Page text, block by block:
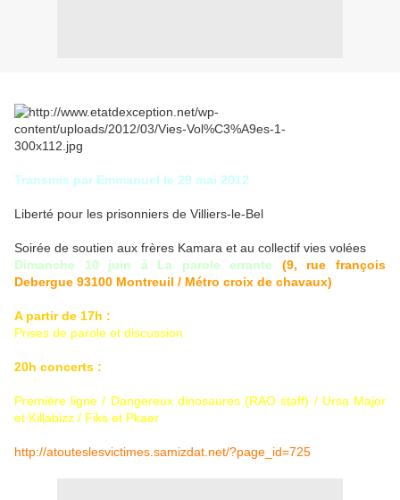
Transmis par Emmanuel le 29 mai 2012
Liberté pour les prisonniers de Villiers-le-Bel
Soirée de soutien aux frères Kamara et au collectif vies volées
Dimanche 10 juin à La parole errante (9, rue françois
Debergue 93100 Montreuil / Métro croix de chavaux)
A partir de 17h :
Prises de parole et discussion
20h concerts :
Première ligne / Dangereux dinosaures (RAO staff) / Ursa Major
et Killabizz / Fiks et Pkaer
http://atouteslesvictimes.samizdat.net/?page_id=725